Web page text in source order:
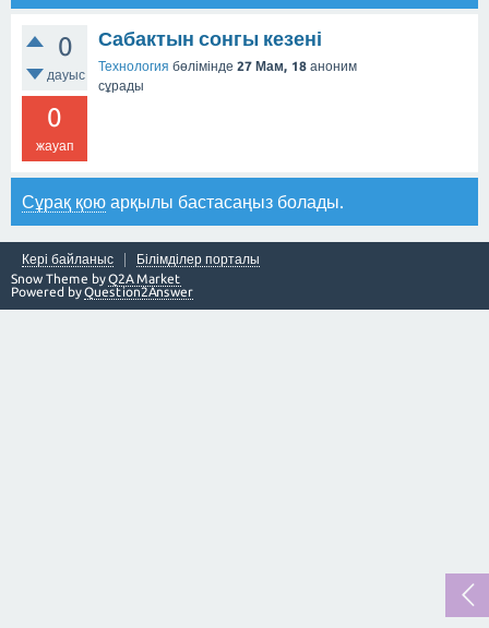
0
дауыс
0
жауап
Сабактын сонгы кезені
Технология бөлімінде 27 Мам, 18 аноним
сұрады
Сұрақ қою арқылы бастасаңыз болады.
Кері байланыс
Білімділер порталы
Snow Theme byQ2A Market
Powered byQuestion2Answer